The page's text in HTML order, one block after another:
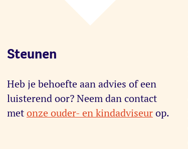
Steunen
Heb je behoefte aan advies of een
luisterend oor? Neem dan contact
met onze ouder- en kindadviseurop.